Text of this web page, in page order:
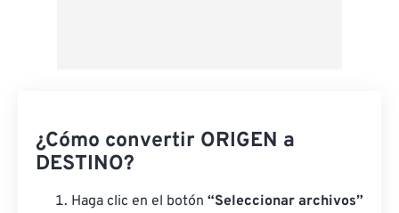
¿Cómo convertir ORIGEN a
DESTINO?
Haga clic en el botón “Seleccionar archivos”